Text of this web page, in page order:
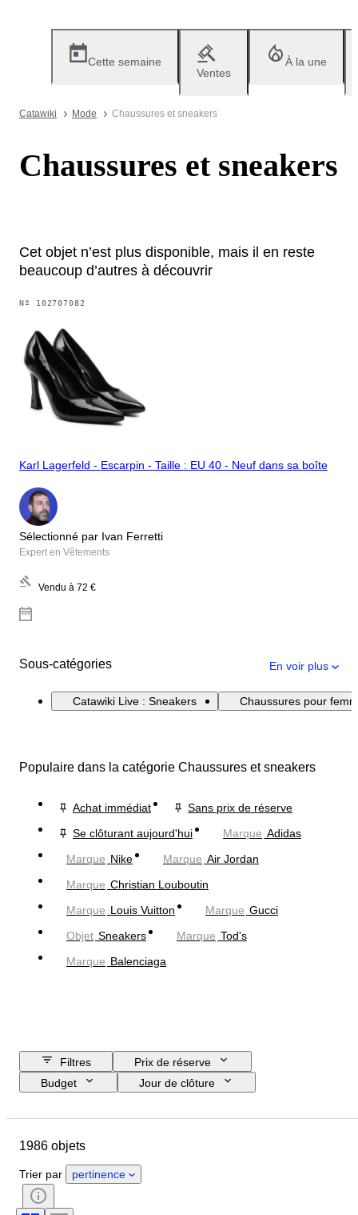
Cette semaine
Ventes
À la une
Catawiki Mode Chaussures et sneakers
Chaussures et sneakers
Cet objet n’est plus disponible, mais il en reste
beaucoup d’autres à découvrir
Nº 102707082
Karl Lagerfeld - Escarpin - Taille : EU 40 - Neuf dans sa boîte
Sélectionné par Ivan Ferretti
Expert en Vêtements
Vendu à 72 €
Sous-catégories En voir plus
Catawiki Live : Sneakers Chaussures pour
Populaire dans la catégorie Chaussures et sneakers
Achat immédiat
Sans prix de réserve
Se clôturant aujourd'hui
Marque Adidas
Marque Nike Marque Air Jordan
Marque Christian Louboutin
Marque Louis Vuitton Marque Gucci
Objet Sneakers Marque Tod's
Marque Balenciaga
Filtres
Prix de réserve
Budget
Jour de clôture
Matériau
Signature
Accessoires inclus
Modèle
1986 objets
Trier par pertinence